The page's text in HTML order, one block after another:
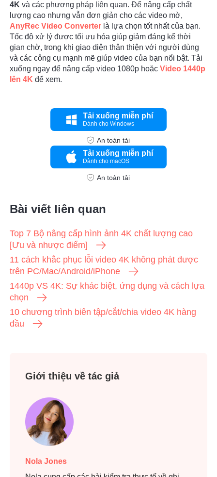
4K và các phương pháp liên quan. Để nâng cấp chất
lượng cao nhưng vẫn đơn giản cho các video mờ,
AnyRec Video Converter là lựa chọn tốt nhất của bạn.
Tốc độ xử lý được tối ưu hóa giúp giảm đáng kể thời
gian chờ, trong khi giao diện thân thiện với người dùng
và các công cụ mạnh mẽ giúp video của bạn nổi bật. Tải
xuống ngay để nâng cấp video 1080p hoặc Video 1440p
lên 4K để xem.
Tải xuống miễn phí
Dành cho Windows
An toàn tải
Tải xuống miễn phí
Dành cho macOS
An toàn tải
Bài viết liên quan
Top 7 Bộ nâng cấp hình ảnh 4K chất lượng cao
[Ưu và nhược điểm]
11 cách khắc phục lỗi video 4K không phát được
trên PC/Mac/Android/iPhone
1440p VS 4K: Sự khác biệt, ứng dụng và cách lựa
chọn
10 chương trình biên tập/cắt/chia video 4K hàng
đầu
Giới thiệu về tác giả
Nola Jones